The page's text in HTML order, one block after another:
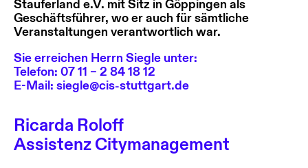
Stauferland e.V. mit Sitz in Göppingen als
Geschäftsführer, wo er auch für sämtliche
Veranstaltungen verantwortlich war.
Sie erreichen Herrn Siegle unter:
Telefon: 07 11 – 2 84 18 12
E-Mail: siegle@cis-stuttgart.de
Ricarda Roloff
Assistenz Citymanagement